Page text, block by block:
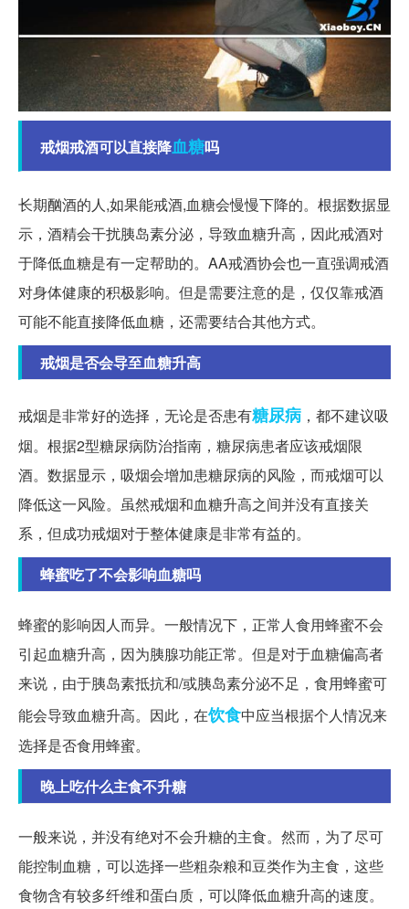
戒烟戒酒可以直接降血糖吗
长期酗酒的人,如果能戒酒,血糖会慢慢下降的。根据数据显
示，酒精会干扰胰岛素分泌，导致血糖升高，因此戒酒对
于降低血糖是有一定帮助的。AA戒酒协会也一直强调戒酒
对身体健康的积极影响。但是需要注意的是，仅仅靠戒酒
可能不能直接降低血糖，还需要结合其他方式。
戒烟是否会导至血糖升高
戒烟是非常好的选择，无论是否患有糖尿病 ，都不建议吸
烟。根据2型糖尿病防治指南，糖尿病患者应该戒烟限
酒。数据显示，吸烟会增加患糖尿病的风险，而戒烟可以
降低这一风险。虽然戒烟和血糖升高之间并没有直接关
系，但成功戒烟对于整体健康是非常有益的。
蜂蜜吃了不会影响血糖吗
蜂蜜的影响因人而异。一般情况下，正常人食用蜂蜜不会
引起血糖升高，因为胰腺功能正常。但是对于血糖偏高者
来说，由于胰岛素抵抗和/或胰岛素分泌不足，食用蜂蜜可
能会导致血糖升高。因此，在饮食中应当根据个人情况来
选择是否食用蜂蜜。
晚上吃什么主食不升糖
一般来说，并没有绝对不会升糖的主食。然而，为了尽可
能控制血糖，可以选择一些粗杂粮和豆类作为主食，这些
食物含有较多纤维和蛋白质，可以降低血糖升高的速度。